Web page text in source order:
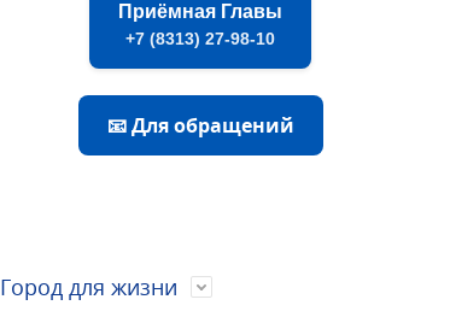
Приёмная Главы
+7 (8313) 27-98-10
📧 Для обращений
Город для жизни